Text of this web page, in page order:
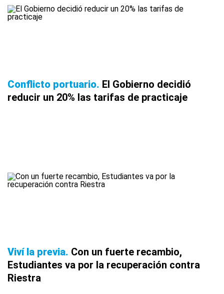
Conflicto portuario El Gobierno decidió
reducir un 20% las tarifas de practicaje
Viví la previa Con un fuerte recambio,
Estudiantes va por la recuperación contra
Riestra